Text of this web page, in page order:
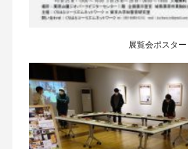
展覧会ポスター